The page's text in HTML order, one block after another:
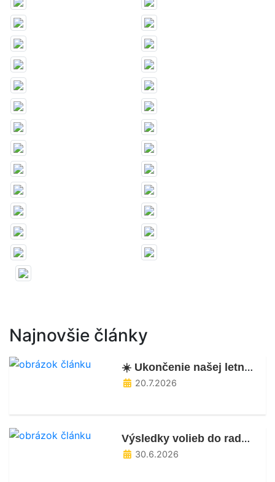
Najnovšie články
☀️ Ukončenie našej letnej škôlky
20.7.2026
Výsledky volieb do rady školy
30.6.2026